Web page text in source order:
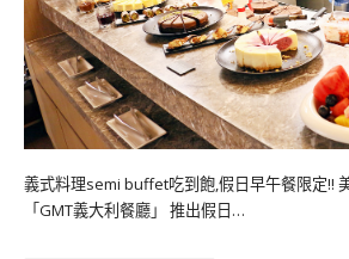
義式料理semi buffet吃到飽,假日早午餐限定!!
「GMT義大利餐廳」 推出假日…